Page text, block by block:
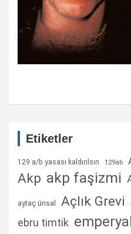
Etiketler
129 a/b yasası kaldırılsın 129ab
Akp akp faşizmi
aytaç ünsal Açlık Grevi
ebru timtik